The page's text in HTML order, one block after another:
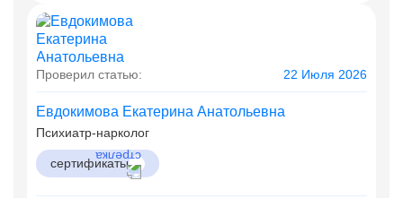
Проверил статью: 22 Июля 2026
Евдокимова Екатерина Анатольевна
Психиатр-нарколог
сертификаты